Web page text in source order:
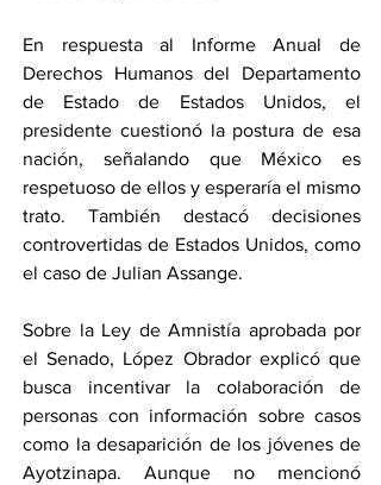
En respuesta al Informe Anual de
Derechos Humanos del Departamento
de Estado de Estados Unidos, el
presidente cuestionó la postura de esa
nación, señalando que México es
respetuoso de ellos y esperaría el mismo
trato. También destacó decisiones
controvertidas de Estados Unidos, como
el caso de Julian Assange.
Sobre la Ley de Amnistía aprobada por
el Senado, López Obrador explicó que
busca incentivar la colaboración de
personas con información sobre casos
como la desaparición de los jóvenes de
Ayotzinapa. Aunque no mencionó